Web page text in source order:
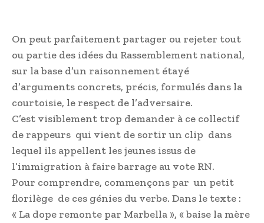
On peut parfaitement partager ou rejeter tout
ou partie des idées du Rassemblement national,
sur la base d’un raisonnement étayé
d’arguments concrets, précis, formulés dans la
courtoisie, le respect de l’adversaire.
C’est visiblement trop demander à ce collectif
de rappeurs qui vient de sortir un clip dans
lequel ils appellent les jeunes issus de
l’immigration à faire barrage au vote RN.
Pour comprendre, commençons par un petit
florilège de ces génies du verbe. Dans le texte :
« La dope remonte par Marbella », « baise la mère